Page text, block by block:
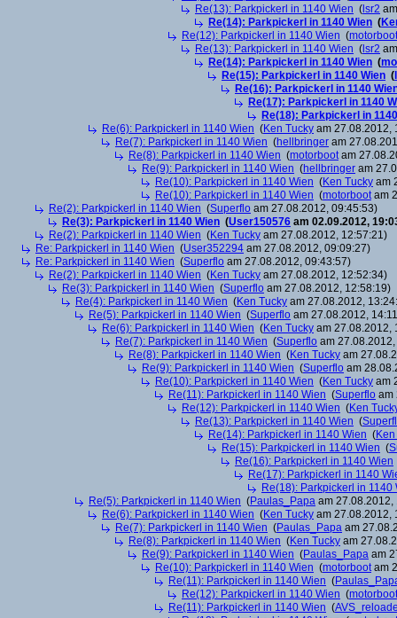
Re(13): Parkpickerl in 1140 Wien ( lsr2
Re(14): Parkpickerl in 1140 Wien (
Re(12): Parkpickerl in 1140 Wien (motorboot
Re(13): Parkpickerl in 1140 Wien ( lsr2
Re(14): Parkpickerl in 1140 Wien (
Re(15): Parkpickerl in 1140 Wien (
Re(16): Parkpickerl in 1140
Re(17): Parkpickerl in 1140
Re(18): Parkpickerl in
Re(6): Parkpickerl in 1140 Wien (Ken Tucky am 27.08.2012,
Re(7): Parkpickerl in 1140 Wien (hellbringer am
Re(8): Parkpickerl in 1140 Wien (motorbootam
Re(9): Parkpickerl in 1140 Wien (hellbringer am
Re(10): Parkpickerl in 1140 Wien (Ken Tucky am
Re(10): Parkpickerl in 1140 Wien (motorbootam
Re(2): Parkpickerl in 1140 Wien (Superflo am 27.08.2012, 09:45:53)
Re(3): Parkpickerl in 1140 Wien (User150576 am 02.09.2012,
Re(2): Parkpickerl in 1140 Wien (Ken Tucky am 27.08.2012, 12:57:21)
Re: Parkpickerl in 1140 Wien (User352294 am 27.08.2012, 09:09:27)
Re: Parkpickerl in 1140 Wien (Superflo am 27.08.2012, 09:43:57)
Re(2): Parkpickerl in 1140 Wien (Ken Tucky am 27.08.2012, 12:52:34)
Re(3): Parkpickerl in 1140 Wien (Superflo am 27.08.2012, 12:58:19)
Re(4): Parkpickerl in 1140 Wien (Ken Tucky am 27.08.2012,
Re(5): Parkpickerl in 1140 Wien (Superflo am 27.08.2012,
Re(6): Parkpickerl in 1140 Wien (Ken Tucky am 27.08.2012,
Re(7): Parkpickerl in 1140 Wien (Superflo am
Re(8): Parkpickerl in 1140 Wien (Ken Tucky am
Re(9): Parkpickerl in 1140 Wien (Superflo am
Re(10): Parkpickerl in 1140 Wien (Ken Tucky am
Re(11): Parkpickerl in 1140 Wien (Superflo am
Re(12): Parkpickerl in 1140 Wien (Ken
Re(13): Parkpickerl in 1140 Wien (
Re(14): Parkpickerl in 1140 Wien (
Re(15): Parkpickerl in 1140 Wien (
Re(16): Parkpickerl in 1140 Wien
Re(17): Parkpickerl in 1140
Re(18): Parkpickerl in 1140
Re(5): Parkpickerl in 1140 Wien (Paulas_Papa am 27.08.2012,
Re(6): Parkpickerl in 1140 Wien (Ken Tucky am 27.08.2012,
Re(7): Parkpickerl in 1140 Wien (Paulas_Papa am
Re(8): Parkpickerl in 1140 Wien (Ken Tucky am
Re(9): Parkpickerl in 1140 Wien (Paulas_Papa am
Re(10): Parkpickerl in 1140 Wien (motorbootam
Re(11): Parkpickerl in 1140 Wien (
Re(12): Parkpickerl in 1140 Wien (motorboot
Re(11): Parkpickerl in 1140 Wien (